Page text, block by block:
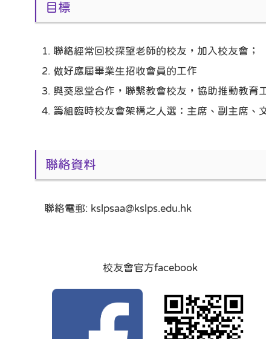
目標
聯絡經常回校探望老師的校友，加入校友會；
做好應屆畢業生招收會員的工作
與葵恩堂合作，聯繫教會校友，協助推動教育
籌組臨時校友會架構之人選：主席、副主席
聯絡資料
聯絡電郵: kslpsaa@kslps.edu.hk
校友會官方facebook